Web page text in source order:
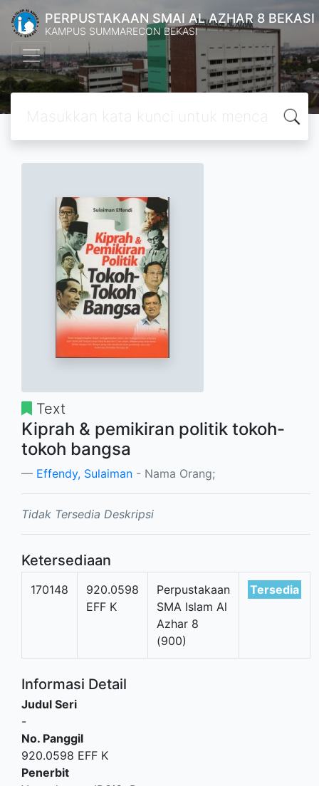
PERPUSTAKAAN SMAI AL AZHAR 8 BEKASI
KAMPUS SUMMARECON BEKASI
Text
Kiprah & pemikiran politik tokoh-
tokoh bangsa
Effendy, Sulaiman - Nama Orang;
Tidak Tersedia Deskripsi
Ketersediaan
170148
920.0598
EFF K
Perpustakaan
SMA Islam Al
Azhar 8
(900)
Tersedia
Informasi Detail
Judul Seri
-
No. Panggil
920.0598 EFF K
Penerbit